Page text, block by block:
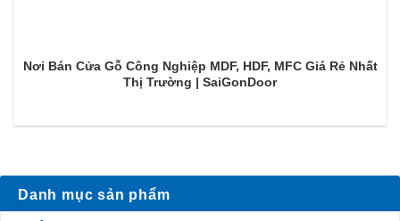
Nơi Bán Cửa Gỗ Công Nghiệp MDF, HDF, MFC Giá Rẻ Nhất
Thị Trường | SaiGonDoor
Danh mục sản phẩm